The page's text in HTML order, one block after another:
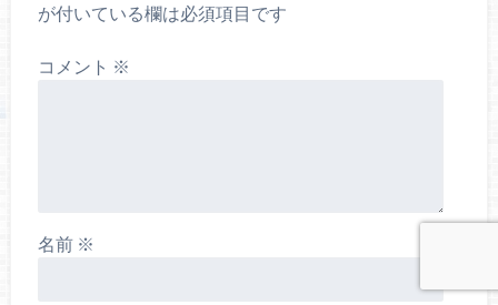
が付いている欄は必須項目です
コメント ※
名前 ※